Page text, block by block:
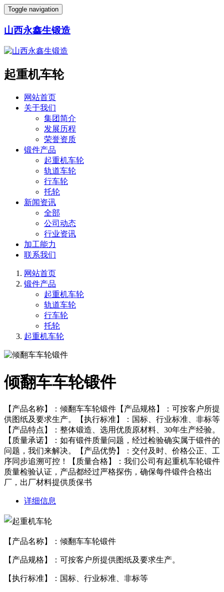
Toggle navigation
山西永鑫生锻造
起重机车轮
网站首页
关于我们
集团简介
发展历程
荣誉资质
锻件产品
起重机车轮
轨道车轮
行车轮
托轮
新闻资讯
全部
公司动态
行业资讯
加工能力
联系我们
网站首页
锻件产品
起重机车轮
轨道车轮
行车轮
托轮
起重机车轮
倾翻车车轮锻件
【产品名称】：倾翻车车轮锻件【产品规格】：可按客户所提
供图纸及要求生产。【执行标准】：国标、行业标准、非标等
【产品特点】：整体锻造、选用优质原材料、30年生产经验。
【质量承诺】：如有锻件质量问题，经过检验确实属于锻件的
问题，我们来解决。【产品优势】：交付及时、价格公正、工
序同步追溯可控！【质量合格】：我们公司有起重机车轮锻件
质量检验认证，产品都经过严格探伤，确保每件锻件合格出
厂，出厂材料提供质保书
详细信息
【产品名称】：倾翻车车轮锻件
【产品规格】：可按客户所提供图纸及要求生产。
【执行标准】：国标、行业标准、非标等